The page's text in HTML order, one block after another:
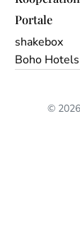
Portale
shakebox
Boho Hotels
©